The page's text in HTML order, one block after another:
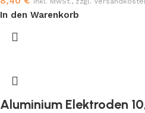
In den Warenkorb
Aluminium Elektroden